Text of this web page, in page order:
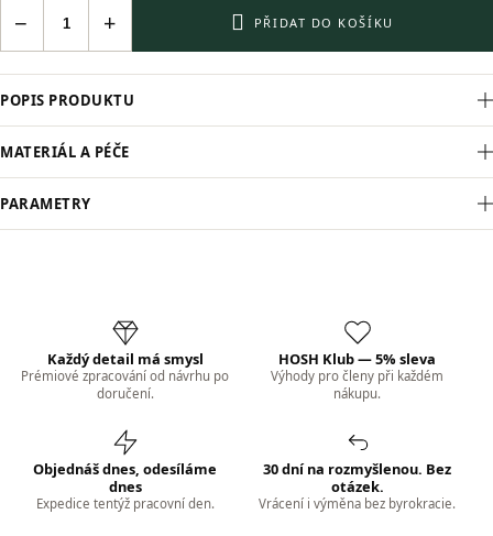
+
− PŘIDAT DO KOŠÍKU
POPIS PRODUKTU
MATERIÁL A PÉČE
PARAMETRY
Každý detail má smysl
Prémiové zpracování od návrhu po
doručení.
HOSH Klub — 5% sleva
Výhody pro členy při každém
nákupu.
Objednáš dnes, odesíláme
dnes
Expedice tentýž pracovní den.
30 dní na rozmyšlenou. Bez
otázek.
Vrácení i výměna bez byrokracie.